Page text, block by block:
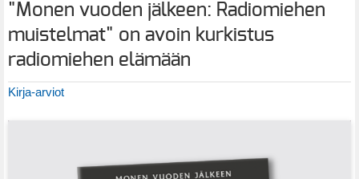
"Monen vuoden jälkeen: Radiomiehen
muistelmat" on avoin kurkistus
radiomiehen elämään
Kirja-arviot